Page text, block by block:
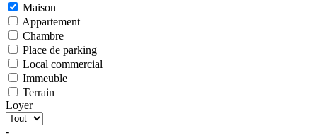
Maison
Appartement
Chambre
Place de parking
Local commercial
Immeuble
Terrain
Loyer
-